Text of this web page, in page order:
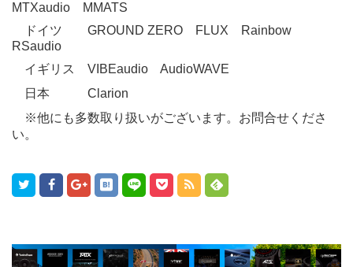
MTXaudio
MMATS
ドイツ GROUND ZERO FLUX
Rainbow
RSaudio
イギリス VIBEaudio
AudioWAVE
日本 Clarion
※他にも多数取り扱いがございます。お問合せくださ
い。